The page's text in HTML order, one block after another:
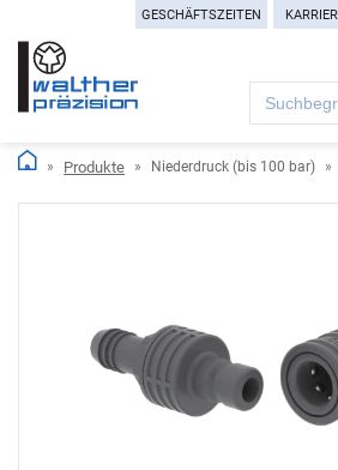
GESCHÄFTSZEITEN
Search
for:
Produkte Niederdruck (bis 100 bar)